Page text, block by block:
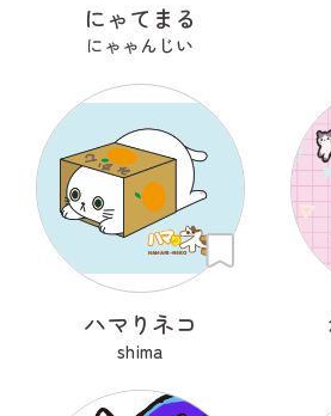
にゃてまる
にゃゃんじい
ハマりネコ
shima